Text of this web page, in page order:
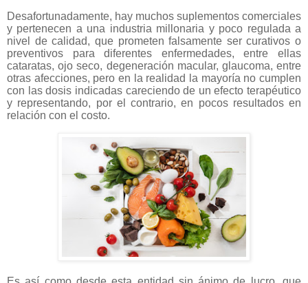
Desafortunadamente, hay muchos suplementos comerciales
y pertenecen a una industria millonaria y poco regulada a
nivel de calidad, que prometen falsamente ser curativos o
preventivos para diferentes enfermedades, entre ellas
cataratas, ojo seco, degeneración macular, glaucoma, entre
otras afecciones, pero en la realidad la mayoría no cumplen
con las dosis indicadas careciendo de un efecto terapéutico
y representando, por el contrario, en pocos resultados en
relación con el costo.